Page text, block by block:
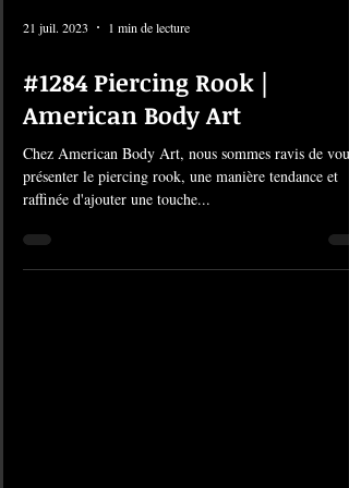
21 juil. 2023 1 min de lecture
#1284 Piercing Rook |
American Body Art
présenter le piercing rook, une manière tendance et
raffinée d'ajouter une touche...